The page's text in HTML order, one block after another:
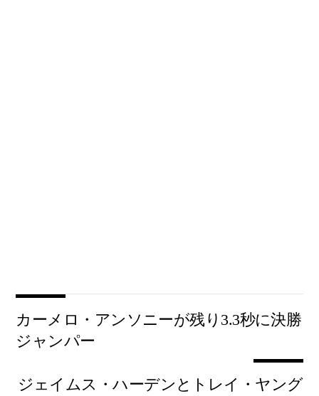
カーメロ・アンソニーが残り3.3秒に決勝
ジャンパー
ジェイムス・ハーデンとトレイ・ヤング